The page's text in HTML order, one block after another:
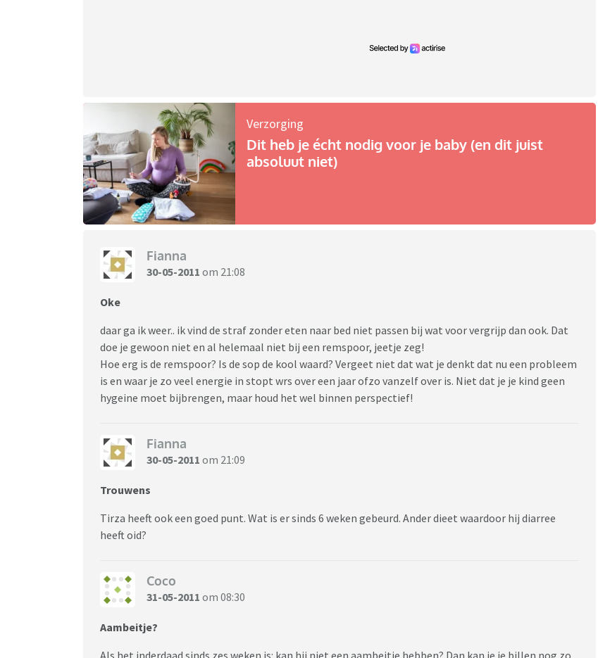
Verzorging
Dit heb je écht nodig voor je baby (en dit juist
absoluut niet)
Fianna
30-05-2011 om 21:08
Oke
daar ga ik weer.. ik vind de straf zonder eten naar bed niet passen bij wat voor vergrijp dan ook. Dat
doe je gewoon niet en al helemaal niet bij een remspoor, jeetje zeg!
Hoe erg is de remspoor? Is de sop de kool waard? Vergeet niet dat wat je denkt dat nu een probleem
is en waar je zo veel energie in stopt wrs over een jaar ofzo vanzelf over is. Niet dat je je kind geen
hygeine moet bijbrengen, maar houd het wel binnen perspectief!
Fianna
30-05-2011 om 21:09
Trouwens
Tirza heeft ook een goed punt. Wat is er sinds 6 weken gebeurd. Ander dieet waardoor hij diarree
heeft oid?
Coco
31-05-2011 om 08:30
Aambeitje?
Als het inderdaad sinds zes weken is: kan hij niet een aambeitje hebben? Dan kan je je billen nog zo